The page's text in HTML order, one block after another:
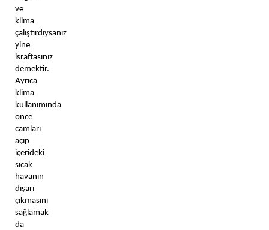
ve
klima
çalıştırdıysanız
yine
israftasınız
demektir.
Ayrıca
klima
kullanımında
önce
camları
açıp
içerideki
sıcak
havanın
dışarı
çıkmasını
sağlamak
da